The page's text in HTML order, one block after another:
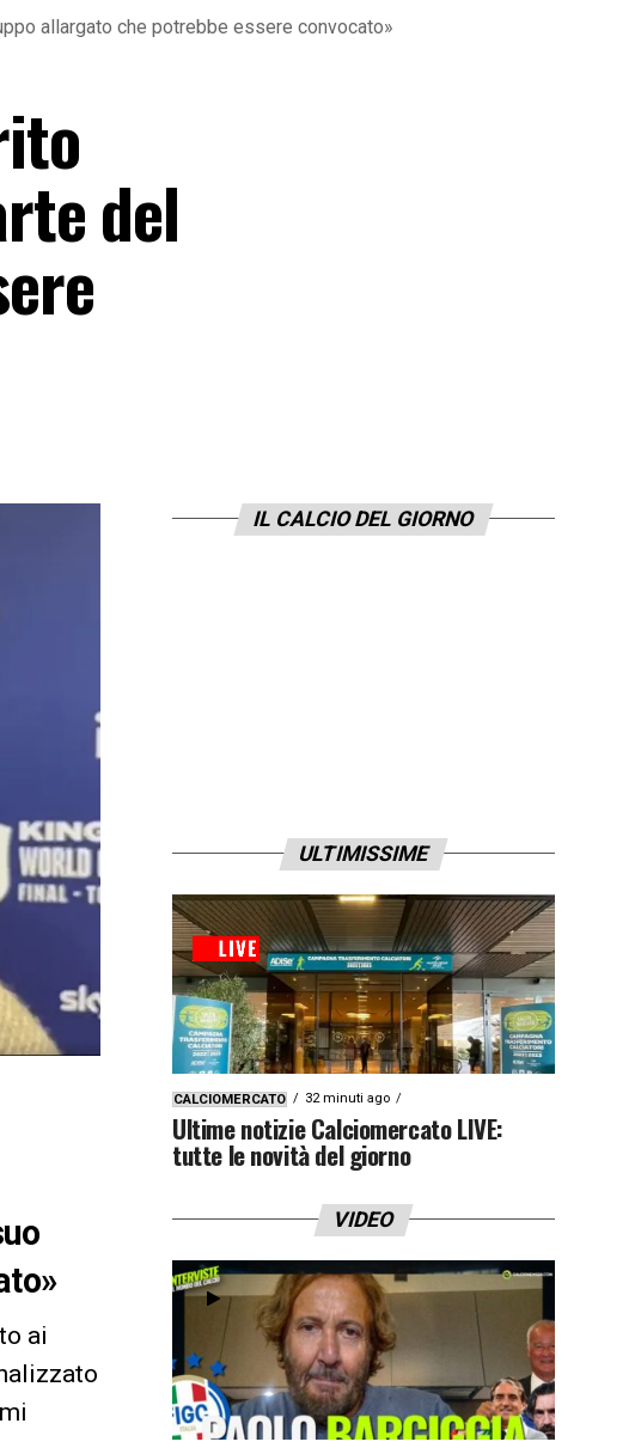
allargato che potrebbe essere convocato»
del
ai
IL CALCIO DEL GIORNO
ULTIMISSIME
CALCIOMERCATO 32 minuti ago
Ultime notizie Calciomercato LIVE:
tutte le novità del giorno
VIDEO